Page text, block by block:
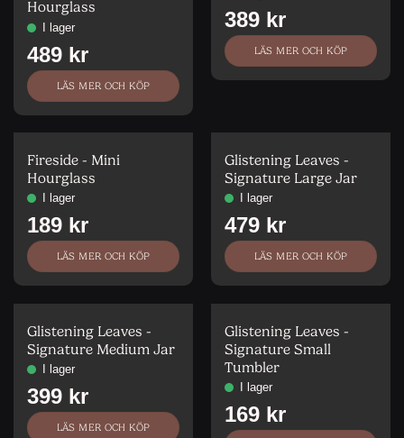
Hourglass
LÄS MER OCH KÖP
LÄS MER OCH KÖP
Fireside - Mini
Hourglass
LÄS MER OCH KÖP
Glistening Leaves -
Signature Large Jar
LÄS MER OCH KÖP
Glistening Leaves -
Signature Medium Jar
LÄS MER OCH KÖP
Glistening Leaves -
Signature Small
Tumbler